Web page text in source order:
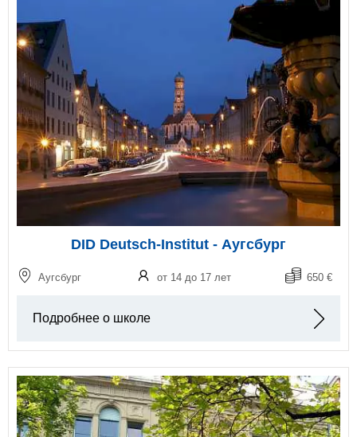
DID Deutsch-Institut - Аугсбург
Аугсбург от 14 до 17 лет 650 €
Подробнее о школе